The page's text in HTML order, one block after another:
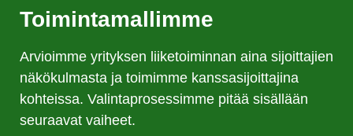
Toimintamallimme
Arvioimme yrityksen liiketoiminnan aina sijoittajien
näkökulmasta ja toimimme kanssasijoittajina
kohteissa. Valintaprosessimme pitää sisällään
seuraavat vaiheet.